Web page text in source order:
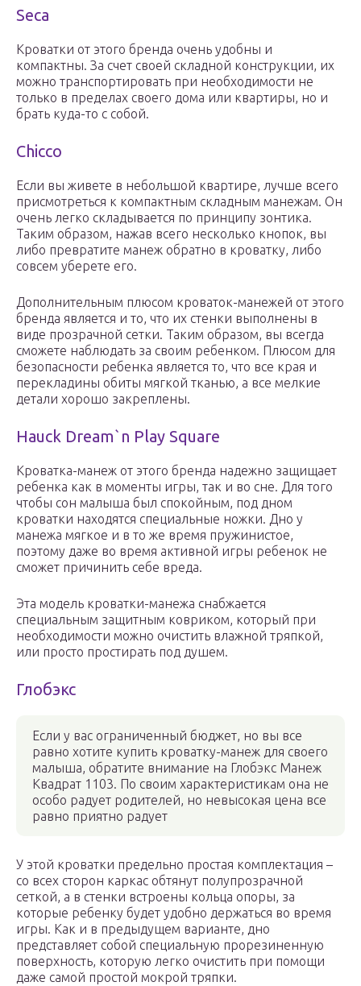
Seca
Кроватки от этого бренда очень удобны и
компактны. За счет своей складной конструкции, их
можно транспортировать при необходимости не
только в пределах своего дома или квартиры, но и
брать куда-то с собой.
Chicco
Если вы живете в небольшой квартире, лучше всего
присмотреться к компактным складным манежам. Он
очень легко складывается по принципу зонтика.
Таким образом, нажав всего несколько кнопок, вы
либо превратите манеж обратно в кроватку, либо
совсем уберете его.
Дополнительным плюсом кроваток-манежей от этого
бренда является и то, что их стенки выполнены в
виде прозрачной сетки. Таким образом, вы всегда
сможете наблюдать за своим ребенком. Плюсом для
безопасности ребенка является то, что все края и
перекладины обиты мягкой тканью, а все мелкие
детали хорошо закреплены.
Hauck Dream`n Play Square
Кроватка-манеж от этого бренда надежно защищает
ребенка как в моменты игры, так и во сне. Для того
чтобы сон малыша был спокойным, под дном
кроватки находятся специальные ножки. Дно у
манежа мягкое и в то же время пружинистое,
поэтому даже во время активной игры ребенок не
сможет причинить себе вреда.
Эта модель кроватки-манежа снабжается
специальным защитным ковриком, который при
необходимости можно очистить влажной тряпкой,
или просто простирать под душем.
Глобэкс
Если у вас ограниченный бюджет, но вы все
равно хотите купить кроватку-манеж для своего
малыша, обратите внимание на Глобэкс Манеж
Квадрат 1103. По своим характеристикам она не
особо радует родителей, но невысокая цена все
равно приятно радует
У этой кроватки предельно простая комплектация –
со всех сторон каркас обтянут полупрозрачной
сеткой, а в стенки встроены кольца опоры, за
которые ребенку будет удобно держаться во время
игры. Как и в предыдущем варианте, дно
представляет собой специальную прорезиненную
поверхность, которую легко очистить при помощи
даже самой простой мокрой тряпки.